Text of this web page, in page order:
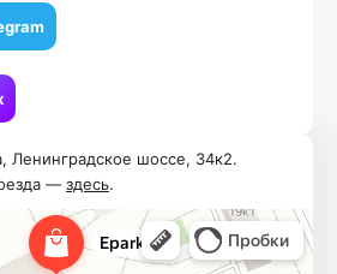
Ленинградское шоссе, 34к2.
— здесь.